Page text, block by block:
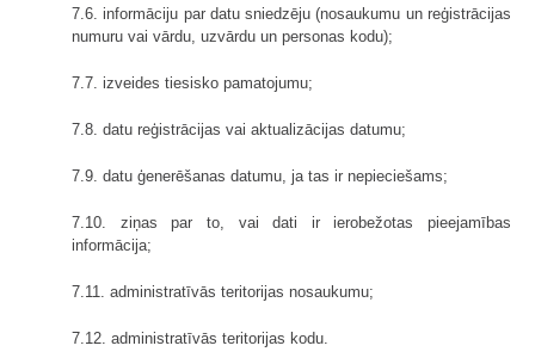
7.6. informāciju par datu sniedzēju (nosaukumu un reģistrācijas
numuru vai vārdu, uzvārdu un personas kodu);
7.7. izveides tiesisko pamatojumu;
7.8. datu reģistrācijas vai aktualizācijas datumu;
7.9. datu ģenerēšanas datumu, ja tas ir nepieciešams;
7.10. ziņas par to, vai dati ir ierobežotas pieejamības
informācija;
7.11. administratīvās teritorijas nosaukumu;
7.12. administratīvās teritorijas kodu.